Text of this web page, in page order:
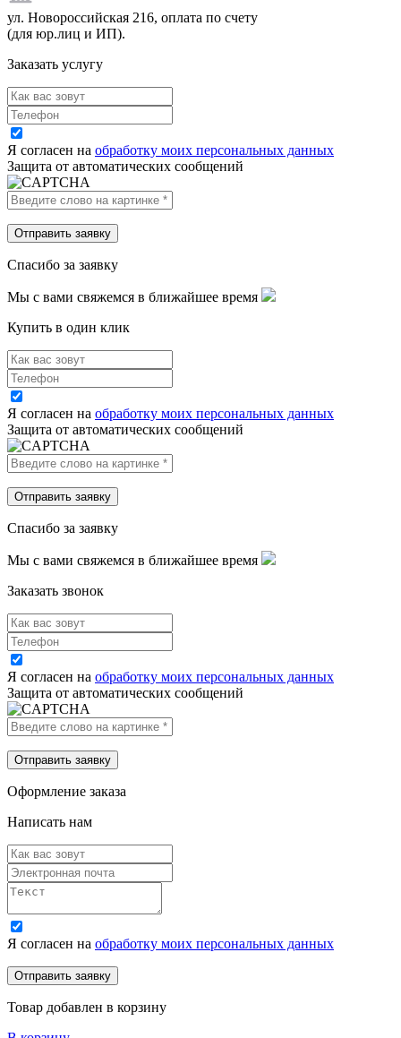
ул. Новороссийская 216, оплата по счету
(для юр.лиц и ИП).
Заказать услугу
Я согласен на обработку моих персональных данных
Защита от автоматических сообщений
Спасибо за заявку
Мы с вами свяжемся в ближайшее время
Купить в один клик
Я согласен на обработку моих персональных данных
Защита от автоматических сообщений
Спасибо за заявку
Мы с вами свяжемся в ближайшее время
Заказать звонок
Я согласен на обработку моих персональных данных
Защита от автоматических сообщений
Оформление заказа
Написать нам
Я согласен на обработку моих персональных данных
Товар добавлен в корзину